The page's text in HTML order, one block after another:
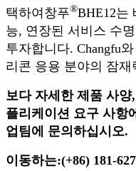
택하여 창푸®BHE12는
능, 연장된 서비스 수
투자합니다. Changfu
리콘 응용 분야의 잠
보다 자세한 제품 사
플리케이션 요구 사항
업팀에 문의하십시오.
이동하는:(+86) 181-